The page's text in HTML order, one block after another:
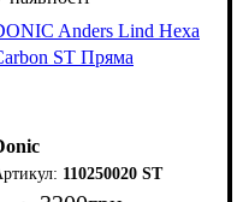
Anders Lind Hexa
ST Пряма
110250020 ST